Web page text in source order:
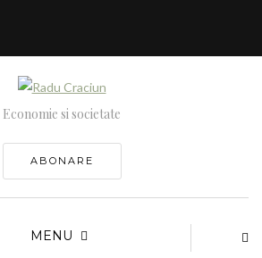
Economie si societate
ABONARE
MENU